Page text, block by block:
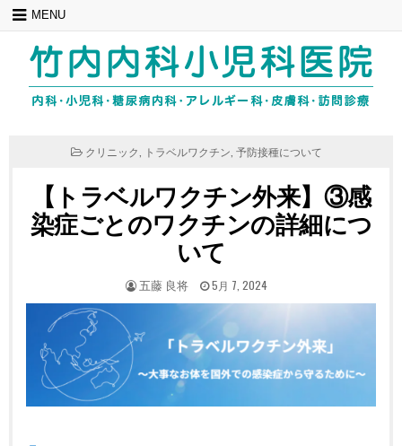
Skip
content
MENU
POSTED
クリニック, トラベルワクチン, 予防接種について
【トラベルワクチン外来】③感
染症ごとのワクチンの詳細につ
いて
POSTED
BY
五藤 良将
POSTED
ON
5月 7, 2024